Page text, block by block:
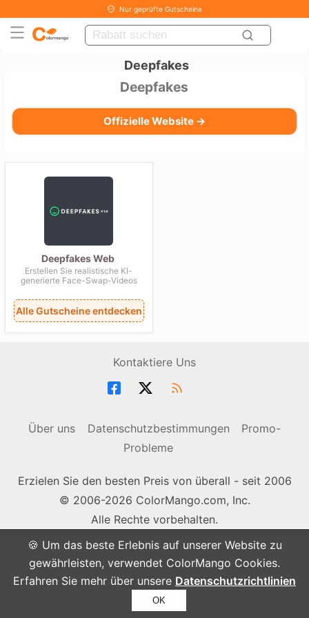
🍪 Um das beste Erlebnis auf unserer Website zu
gewährleisten, verwendet ColorMango Cookies.
Erfahren Sie mehr über unsere Datenschutzrichtlinien
OK
Nur geprüfte Gutscheine
Deepfakes
Deepfakes
Offizielle Website →
Deepfakes Web
Erstellen Sie realistische KI-
generierte Face-Swap-Videos
Alle Gutscheine entdecken
Kontaktiere Uns
Über uns Datenschutzbestimmungen
Promo-
Probleme
Erzielen Sie den besten Preis von überall - seit 2006
© 2006-2026 ColorMango.com, Inc.
Alle Rechte vorbehalten.